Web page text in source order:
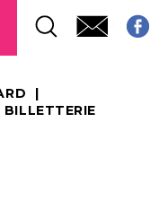
BILLETTERIE